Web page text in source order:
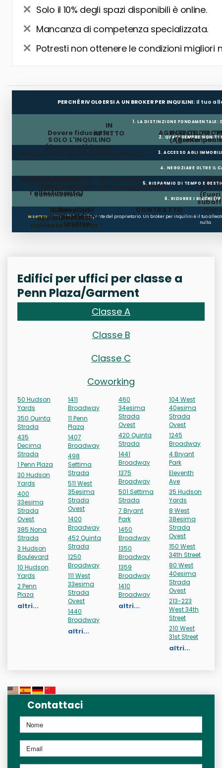
Solo il 10% degli spazi disponibili è online.
Mancanza di competenza specializzata.
Potresti non ottenere le condizioni migliori
PERCHÉ RIVOLGERSI A UN BROKER PER INQUILINI: Il tuo
1. LA DISTINZIONE FONDAMENTALE:
AGENTE DEL
(Agente
IN
AFFITTO
AGENTE
(Broker per
Dovere fiduciario:
SOLO L'INQUILINO
(Canone più basso,
condizioni migliori per l'inquilino)
2. QUASI SEMPRE NON TI
3. ACCESSO AGLI
4. NEGOZIARE OLTRE IL
Il proprietario
paga la
commissione
Siti pubblici
(Limitati/non aggiornati) E RETI
MESI GRATUITI
CONTRIBUTO LAVORI
(Fondi per
l'allestimento)
5. RISPARMIO DI TEMPO E
6. RIDURRE I RISCHI
Ricerca,
appuntamenti,
richieste d'offerta
Clausole di
ripristino
Penali per
occupazione
tardiva
CONTRATTO
IN SINTESI:
Non affidarti all'agente del proprietario. Un broker per inquilini è il tuo
nulla.
Edifici per uffici per classe a
Penn Plaza/Garment
Classe A
Classe B
Classe C
Coworking
50 Hudson
Yards
350 Quinta
Strada
435
Decima
Strada
1 Penn Plaza
30 Hudson
Yards
400
33esima
Strada
Ovest
385 Nona
Strada
3 Hudson
Boulevard
10 Hudson
Yards
2 Penn
Plaza
altri...
1411
Broadway
11 Penn
Plaza
1407
Broadway
498
Settima
Strada
511 West
35esima
Strada
Ovest
1400
Broadway
452 Quinta
Strada
1250
Broadway
111 West
33esima
Strada
Ovest
1440
Broadway
altri...
460
34esima
Strada
Ovest
420 Quinta
Strada
1441
Broadway
1375
Broadway
501 Settima
Strada
7 Bryant
Park
1450
Broadway
1350
Broadway
1359
Broadway
1410
Broadway
altri...
104 West
40esima
Strada
Ovest
1245
Broadway
4 Bryant
Park
Eleventh
Ave
35 Hudson
Yards
8 West
38esima
Strada
Ovest
150 West
34th Street
80 West
40esima
Strada
Ovest
213-223
West 34th
Street
210 West
31st Street
altri...
Contattaci